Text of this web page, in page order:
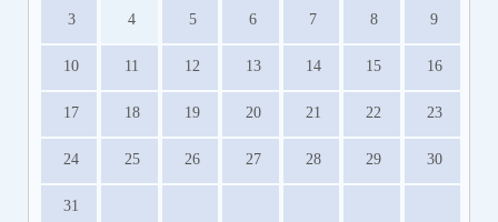
3 4 5 6 7 8 9
10 11 12 13 14 15 16
17 18 19 20 21 22 23
24 25 26 27 28 29 30
31